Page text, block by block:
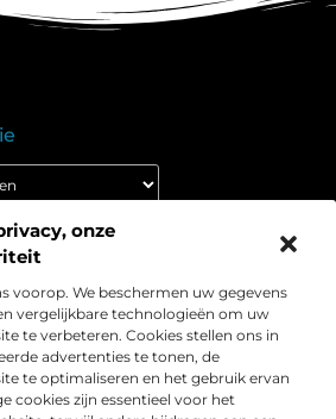
onze
voorop. We beschermen uw gegevens
vergelijkbare technologieën om uw
te verbeteren. Cookies stellen ons in
advertenties te tonen, de
te optimaliseren en het gebruik ervan
cookies zijn essentieel voor het
slimme inzichten en
praktische strategieën en
jouw webshop naar een hoger
bij Webshop-conversie.nl – jouw